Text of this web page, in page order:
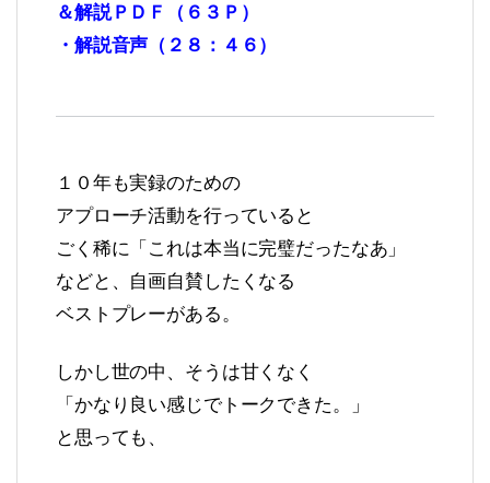
＆解説ＰＤＦ（６３Ｐ）
・解説音声（２８：４６）
１０年も実録のための
アプローチ活動を行っていると
ごく稀に「これは本当に完璧だったなあ」
などと、自画自賛したくなる
ベストプレーがある。
しかし世の中、そうは甘くなく
「かなり良い感じでトークできた。」
と思っても、